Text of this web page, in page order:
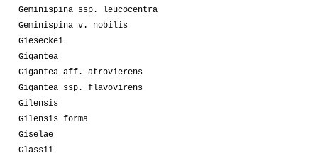
Geminispina ssp. leucocentra
Geminispina v. nobilis
Gieseckei
Gigantea
Gigantea aff. atrovierens
Gigantea ssp. flavovirens
Gilensis
Gilensis forma
Giselae
Glassii